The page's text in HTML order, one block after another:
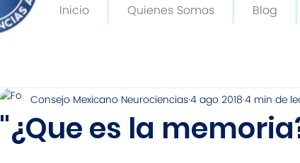
Inicio Quienes Somos Blog
"¿Que es la
Consejo Mexicano Neurociencias4 ago 20184 min de